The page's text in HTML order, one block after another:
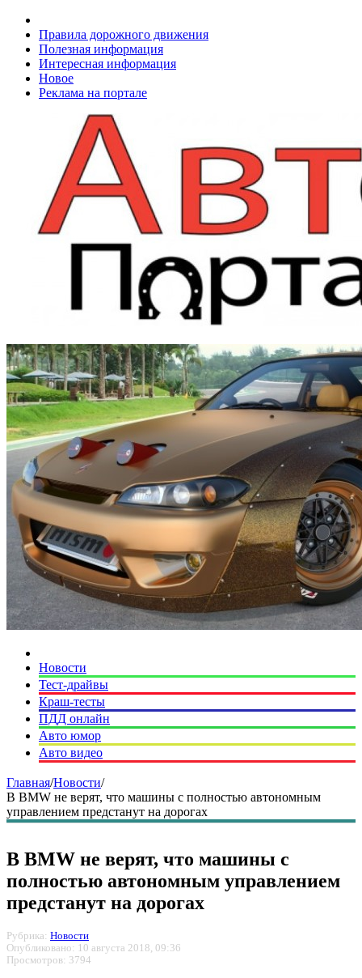
Правила дорожного движения
Полезная информация
Интересная информация
Новое
Реклама на портале
Новости
Тест-драйвы
Краш-тесты
ПДД онлайн
Авто юмор
Авто видео
Главная/Новости/
В BMW не верят, что машины с полностью автономным
управлением предстанут на дорогах
В BMW не верят, что машины с
полностью автономным управлением
предстанут на дорогах
Рубрика: Новости
Опубликовано: 10 августа 2018, 09:36
Просмотров: 3794